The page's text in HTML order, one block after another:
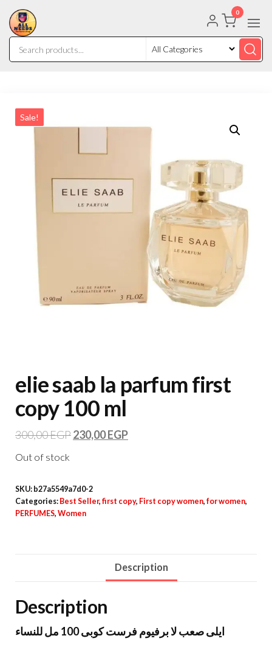
0
Sale!
elie saab la parfum first
copy 100 ml
300,00EGP230,00EGP
Out of stock
SKU: b27a5549a7d0-2
Categories: Best Seller, first copy, First copy women, for women,
PERFUMES, Women
Description
Description
ايلى صعب لا برفيوم فرست كوبى 100 مل للنساء